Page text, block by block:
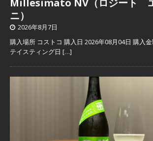
Millesimato NV（ロジート
ニ）
2026年8月7日
購入場所 コストコ 購入日 2026年08月04日 購入
テイスティング日 […]